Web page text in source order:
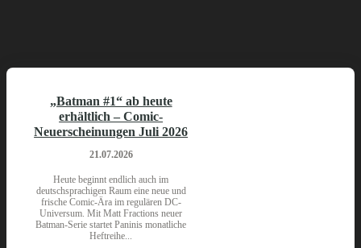
„Batman #1“ ab heute
erhältlich – Comic-
Neuerscheinungen Juli 2026
21.07.2026
Heute beginnt endlich auch im
deutschsprachigen Raum eine neue und
frische Comic-Ära im regulären DC-
Universum. Mit Matt Fractions neuer
Batman-Serie startet Paninis monatliche
Heftreihe...